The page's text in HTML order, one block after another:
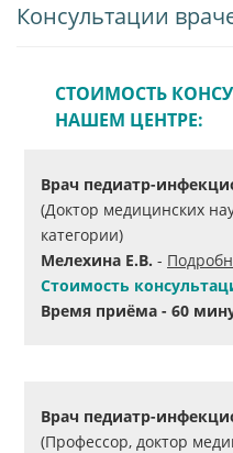
Консультации
СТОИМОСТЬ
НАШЕМ ЦЕНТРЕ:
Врач педиатр-
(Доктор медицинских
категории)
Мелехина Е.В. -
Стоимость
Время приёма - 60
Врач педиатр-
(Профессор, доктор